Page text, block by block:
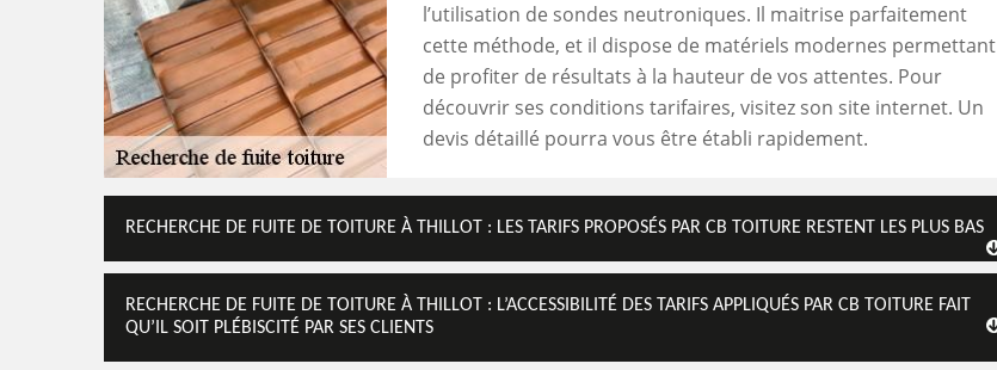
l’utilisation de sondes neutroniques. Il maitrise parfaitement
cette méthode, et il dispose de matériels modernes permettant
de profiter de résultats à la hauteur de vos attentes. Pour
découvrir ses conditions tarifaires, visitez son site internet. Un
devis détaillé pourra vous être établi rapidement.
RECHERCHE DE FUITE DE TOITURE À THILLOT : LES TARIFS PROPOSÉS PAR CB TOITURE RESTENT LES PLUS BAS
RECHERCHE DE FUITE DE TOITURE À THILLOT : L’ACCESSIBILITÉ DES TARIFS APPLIQUÉS PAR CB TOITURE FAIT
QU’IL SOIT PLÉBISCITÉ PAR SES CLIENTS